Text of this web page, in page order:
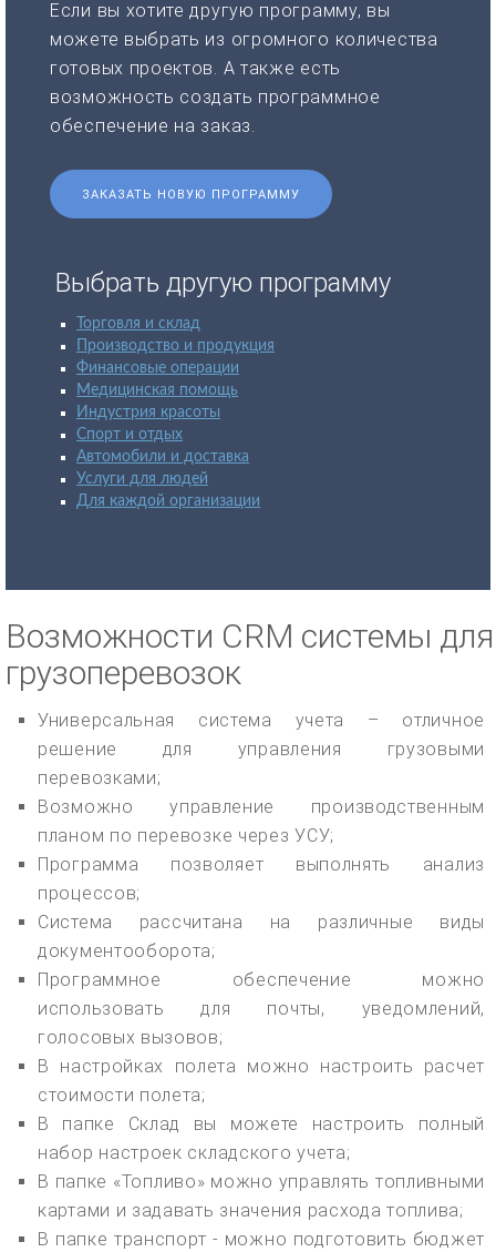
Если вы хотите другую программу, вы
можете выбрать из огромного количества
готовых проектов. А также есть
возможность создать программное
обеспечение на заказ.
ЗАКАЗАТЬ НОВУЮ ПРОГРАММУ
Выбрать другую программу
Торговля и склад
Производство и продукция
Финансовые операции
Медицинская помощь
Индустрия красоты
Спорт и отдых
Автомобили и доставка
Услуги для людей
Для каждой организации
Возможности CRM системы для
грузоперевозок
Универсальная система учета – отличное
решение для управления грузовыми
перевозками;
Возможно управление производственным
планом по перевозке через УСУ;
Программа позволяет выполнять анализ
процессов;
Система рассчитана на различные виды
документооборота;
Программное обеспечение можно
использовать для почты, уведомлений,
голосовых вызовов;
В настройках полета можно настроить расчет
стоимости полета;
В папке Склад вы можете настроить полный
набор настроек складского учета;
В папке «Топливо» можно управлять топливными
картами и задавать значения расхода топлива;
В папке транспорт - можно подготовить бюджет